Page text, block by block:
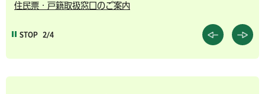
千葉市の電子行政サービス
STOP 3/4